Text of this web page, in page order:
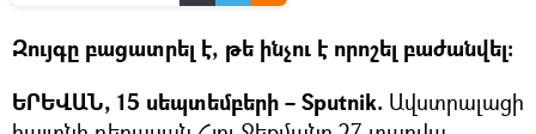
Զույգը բացատրել է, թե ինչու է որոշել բաժանվել։
ԵՐԵՎԱՆ, 15 սեպտեմբերի – Sputnik. Ավստրալացի